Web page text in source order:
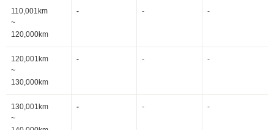
110,001km
~
120,000km
- - -
120,001km
~
130,000km
- - -
130,001km
~
- - -